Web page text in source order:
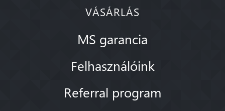
VÁSÁRLÁS
MS garancia
Felhasználóink
Referral program